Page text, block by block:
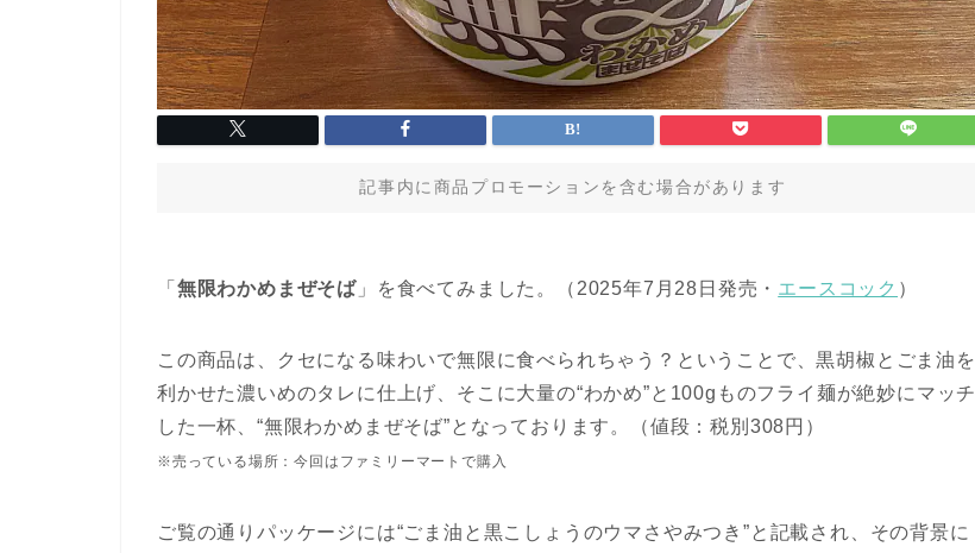
記事内に商品プロモーションを含む場合があります
「 無限わかめまぜそば 」を食べてみました。（2025年7月28日発売・ エースコック ）
この商品は、クセになる味わいで無限に食べられちゃう？ということで、黒胡椒とごま油を
利かせた濃いめのタレに仕上げ、そこに大量の“わかめ”と100gものフライ麺が絶妙にマッチ
した一杯、“無限わかめまぜそば”となっております。（値段：税別308円）
※売っている場所：今回はファミリーマートで購入
ご覧の通りパッケージには“ごま油と黒こしょうのウマさやみつき”と記載され、その背景に